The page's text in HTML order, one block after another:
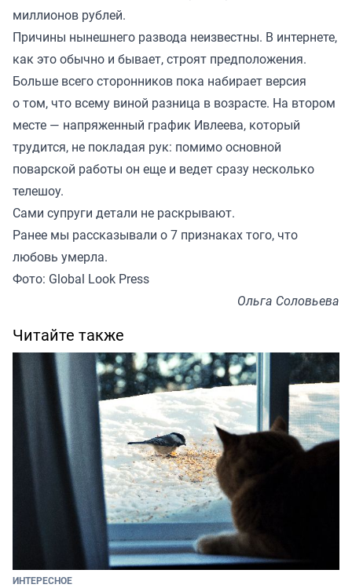
миллионов рублей.
Причины нынешнего развода неизвестны. В интернете,
как это обычно и бывает, строят предположения.
Больше всего сторонников пока набирает версия
о том, что всему виной разница в возрасте. На втором
месте — напряженный график Ивлеева, который
трудится, не покладая рук: помимо основной
поварской работы он еще и ведет сразу несколько
телешоу.
Сами супруги детали не раскрывают.
Ранее мы рассказывали о 7 признаках того, что
любовь умерла.
Фото: Global Look Press
Ольга Соловьева
Читайте также
ИНТЕРЕСНОЕ